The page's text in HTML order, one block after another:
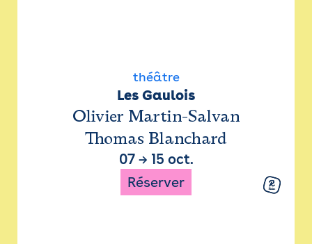
théâtre
Les Gaulois
Olivier Martin-Salvan
Thomas Blanchard
07→ 15 oct.
Réserver